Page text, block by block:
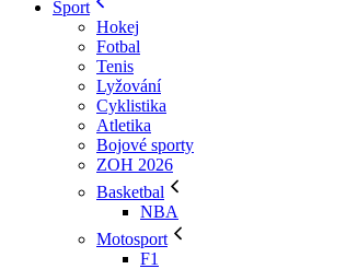
Sport
Hokej
Fotbal
Tenis
Lyžování
Cyklistika
Atletika
Bojové sporty
ZOH 2026
Basketbal
NBA
Motosport
F1